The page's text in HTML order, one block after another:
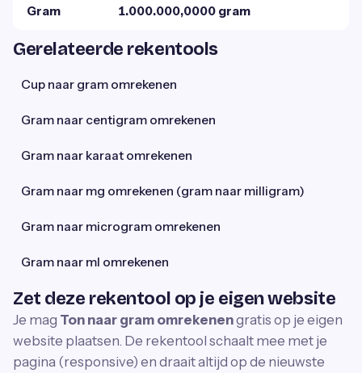
Gram 1.000.000,0000 gram
Gerelateerde rekentools
Cup naar gram omrekenen
Gram naar centigram omrekenen
Gram naar karaat omrekenen
Gram naar mg omrekenen (gram naar milligram)
Gram naar microgram omrekenen
Gram naar ml omrekenen
Zet deze rekentool op je eigen website
Je mag Ton naar gram omrekenengratis op je eigen
website plaatsen. De rekentool schaalt mee met je
pagina (responsive) en draait altijd op de nieuwste